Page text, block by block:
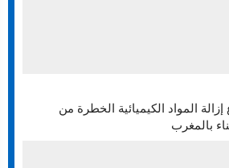
المواد الكيميائية الخطرة من
بالمغرب